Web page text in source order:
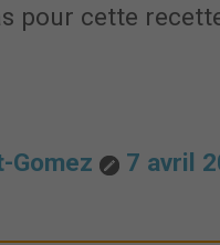
pour cette
Gomez
7 avril